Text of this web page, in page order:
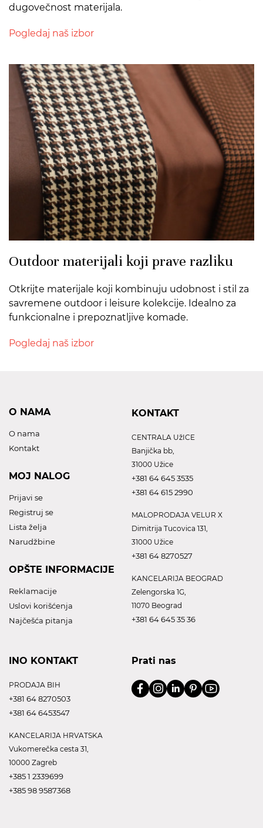
dugovečnost materijala.
Pogledaj naš izbor
Outdoor materijali koji prave razliku
Otkrijte materijale koji kombinuju udobnost i stil za
savremene outdoor i leisure kolekcije. Idealno za
funkcionalne i prepoznatljive komade.
Pogledaj naš izbor
O NAMA
O nama
Kontakt
MOJ NALOG
Prijavi se
Registruj se
Lista želja
Narudžbine
OPŠTE INFORMACIJE
Reklamacije
Uslovi korišćenja
Najčešća pitanja
KONTAKT
CENTRALA UžICE
Banjička bb,
31000 Užice
+381 64 645 3535
+381 64 615 2990
MALOPRODAJA VELUR X
Dimitrija Tucovica 131,
31000 Užice
+381 64 8270527
KANCELARIJA BEOGRAD
Zelengorska 1G,
11070 Beograd
+381 64 645 35 36
INO KONTAKT
PRODAJA BIH
+381 64 8270503
+381 64 6453547
KANCELARIJA HRVATSKA
Vukomerečka cesta 31,
10000 Zagreb
+385 1 2339699
+385 98 9587368
Prati nas